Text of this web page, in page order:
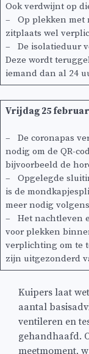
Ook verdwijnt op
– Op plekken met
zitplaats wel
– De isolatieduur
Deze wordt
iemand dan al 24
Vrijdag 25
– De coronapas
nodig om de QR-
bijvoorbeeld de
– Opgelegde
is de
meer nodig
– Het nachtleven
voor plekken
verplichting om te
zijn uitgezonderd
Kuipers laat
aantal
ventileren en
gehandhaafd.
meetmoment,